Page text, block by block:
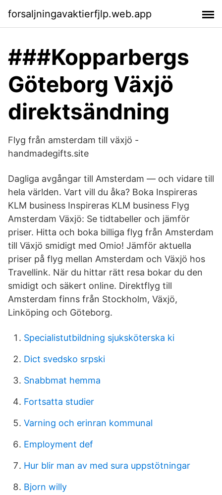
forsaljningavaktierfjlp.web.app
###Kopparbergs
Göteborg Växjö
direktsändning
Flyg från amsterdam till växjö -
handmadegifts.site
Dagliga avgångar till Amsterdam — och vidare till
hela världen. Vart vill du åka? Boka Inspireras
KLM business Inspireras KLM business Flyg
Amsterdam Växjö: Se tidtabeller och jämför
priser. Hitta och boka billiga flyg från Amsterdam
till Växjö smidigt med Omio! Jämför aktuella
priser på flyg mellan Amsterdam och Växjö hos
Travellink. När du hittar rätt resa bokar du den
smidigt och säkert online. Direktflyg till
Amsterdam finns från Stockholm, Växjö,
Linköping och Göteborg.
Specialistutbildning sjuksköterska ki
Dict svedsko srpski
Snabbmat hemma
Fortsatta studier
Varning och erinran kommunal
Employment def
Hur blir man av med sura uppstötningar
Bjorn willy